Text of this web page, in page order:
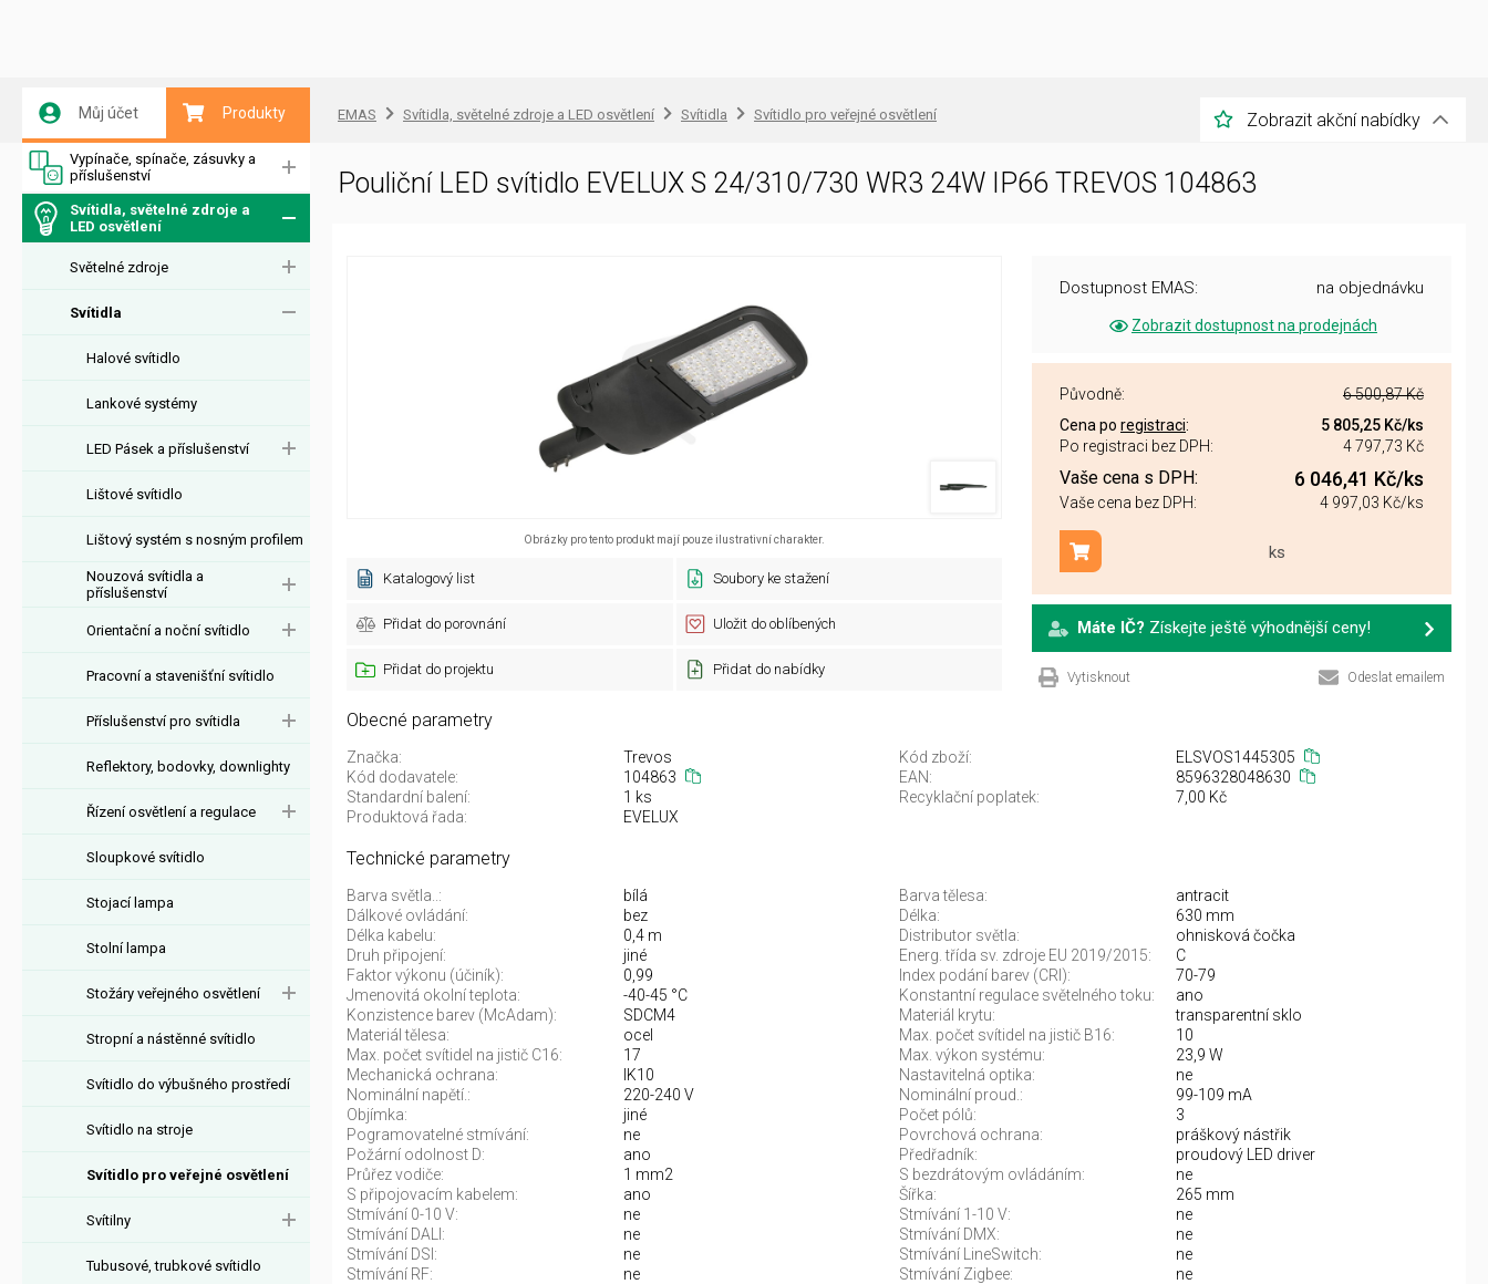
Můj účet Produkty
Vypínače, spínače, zásuvky a
příslušenství
Svítidla, světelné zdroje a
LED osvětlení
Světelné zdroje
Svítidla
Halové svítidlo
Lankové systémy
LED Pásek a příslušenství
Lištové svítidlo
Lištový systém s nosným profilem
Nouzová svítidla a
příslušenství
Orientační a noční svítidlo
Pracovní a stavenišťní svítidlo
Příslušenství pro svítidla
Reflektory, bodovky, downlighty
Řízení osvětlení a regulace
Sloupkové svítidlo
Stojací lampa
Stolní lampa
Stožáry veřejného osvětlení
Stropní a nástěnné svítidlo
Svítidlo do výbušného prostředí
Svítidlo na stroje
Svítidlo pro veřejné osvětlení
Svítilny
Tubusové, trubkové svítidlo
EMAS Svítidla, světelné zdroje a LED osvětlení Svítidla Svítidlo pro veřejné osvětlení Zobrazit akční nabídky
Pouliční LED svítidlo EVELUX S 24/310/730 WR3 24W IP66 TREVOS 104863
Obrázky pro tento produkt mají pouze ilustrativní charakter.
Katalogový list Soubory ke stažení
Přidat do porovnání Uložit do oblíbených
Přidat do projektu Přidat do nabídky
Dostupnost EMAS: na objednávku
Zobrazit dostupnost na prodejnách
Původně:
6 500,87 Kč
Cena po registraci: 5 805,25 Kč/ks
Po registraci bez DPH:
4 797,73 Kč
Vaše cena s DPH: 6 046,41 Kč/ks
Vaše cena bez DPH: 4 997,03 Kč/ks
ks
Přidat do košíku
Máte IČ? Získejte ještě výhodnější ceny!
Vytisknout Odeslat emailem
Obecné parametry
Značka: Trevos Kód zboží:
ELSVOS1445305
Kód dodavatele:
104863 EAN:
8596328048630
Standardní balení:
1 ks Recyklační poplatek:
7,00 Kč
Produktová řada:
EVELUX
Technické parametry
Barva světla..: bílá Barva tělesa:
antracit
Dálkové ovládání:
bez Délka:
630 mm
Délka kabelu:
0,4 m Distributor světla:
ohnisková čočka
Druh připojení:
jiné Energ. třída sv. zdroje EU 2019/2015:
C
Faktor výkonu (účiník):
0,99 Index podání barev (CRI):
70-79
Jmenovitá okolní teplota:
-40-45 °C Konstantní regulace světelného toku:
ano
Konzistence barev (McAdam):
SDCM4 Materiál krytu:
transparentní sklo
Materiál tělesa:
ocel Max. počet svítidel na jistič B16:
10
Max. počet svítidel na jistič C16:
17 Max. výkon systému:
23,9 W
Mechanická ochrana:
IK10 Nastavitelná optika:
ne
Nominální napětí.:
220-240 V Nominální proud.:
99-109 mA
Objímka:
jiné Počet pólů:
3
Pogramovatelné stmívání:
ne Povrchová ochrana:
práškový nástřik
Požární odolnost D:
ano Předřadník:
proudový LED driver
Průřez vodiče:
1 mm2 S bezdrátovým ovládáním:
ne
S připojovacím kabelem:
ano Šířka:
265 mm
Stmívání 0-10 V:
ne Stmívání 1-10 V:
ne
Stmívání DALI:
ne Stmívání DMX:
ne
Stmívání DSI:
ne Stmívání LineSwitch:
ne
Stmívání RF:
ne Stmívání Zigbee:
ne